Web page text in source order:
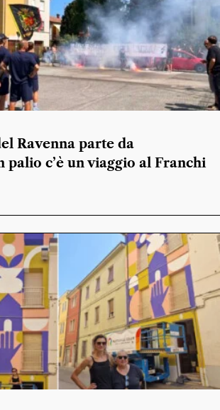
Ravenna parte da
palio c’è un viaggio al Franchi